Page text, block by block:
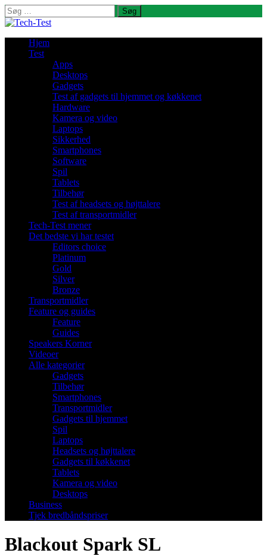
Søg
efter:
Hjem
Test
Apps
Desktops
Gadgets
Test af gadgets til hjemmet og køkkenet
Hardware
Kamera og video
Laptops
Sikkerhed
Smartphones
Software
Spil
Tablets
Tilbehør
Test af headsets og højttalere
Test af transportmidler
Tech-Test mener
Det bedste vi har testet
Editors choice
Platinum
Gold
Silver
Bronze
Transportmidler
Feature og guides
Feature
Guides
Speakers Korner
Videoer
Alle kategorier
Gadgets
Tilbehør
Smartphones
Transportmidler
Gadgets til hjemmet
Spil
Laptops
Headsets og højttalere
Gadgets til køkkenet
Tablets
Kamera og video
Desktops
Business
Tjek bredbåndspriser
Blackout Spark SL